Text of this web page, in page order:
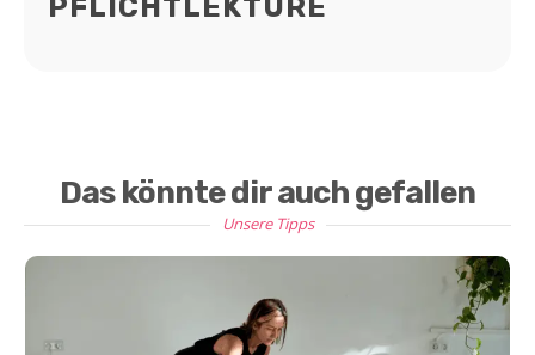
PFLICHTLEKTÜRE
Das könnte dir auch gefallen
Unsere Tipps